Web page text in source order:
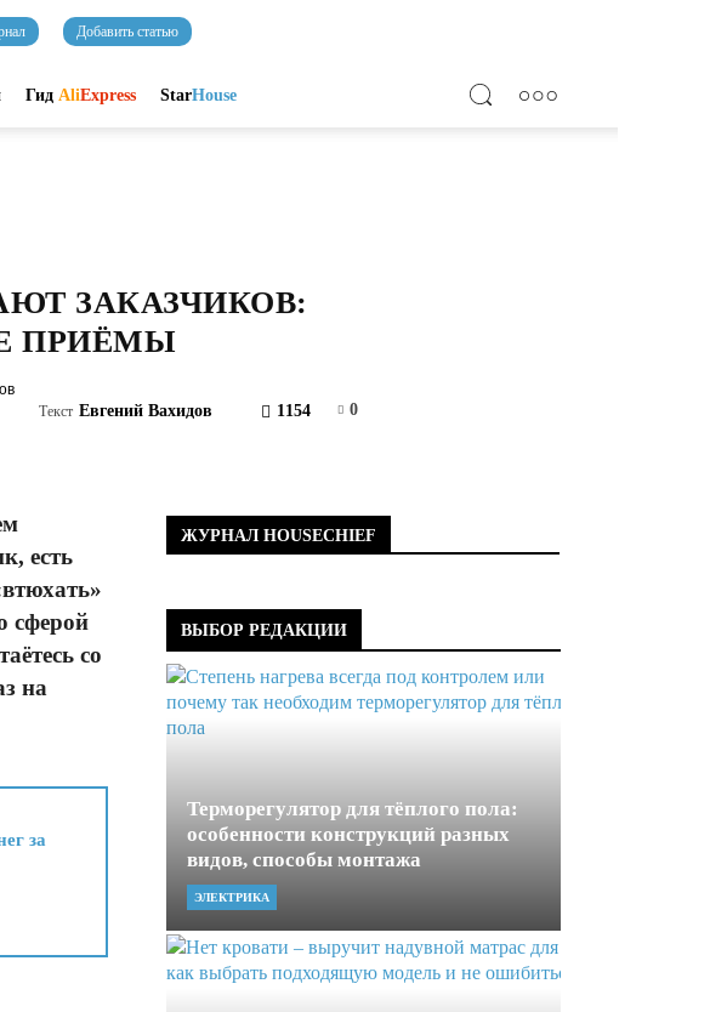
Добавить статью
Гид AliExpress StarHouse
ЗАКАЗЧИКОВ:
ПРИЁМЫ
Текст Евгений Вахидов 1154 0
есть
сферой
со
на
за
ЖУРНАЛ HOUSECHIEF
ВЫБОР РЕДАКЦИИ
Терморегулятор для тёплого пола:
особенности конструкций разных
видов, способы монтажа
ЭЛЕКТРИКА